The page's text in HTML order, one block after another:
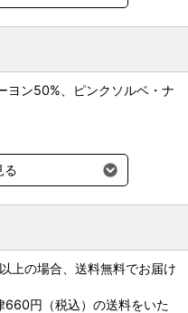
を、心豊かに彩るためのデザ
適で心地よいライフスタイル
います。
ト35cm
スト42cm
バスト44cm
54cm
ト62cm
ト72cm
ト78cm
ン50%、ピンクソルベ・ナ
る
上の場合、送料無料でお届け
円（税込）の送料をいた